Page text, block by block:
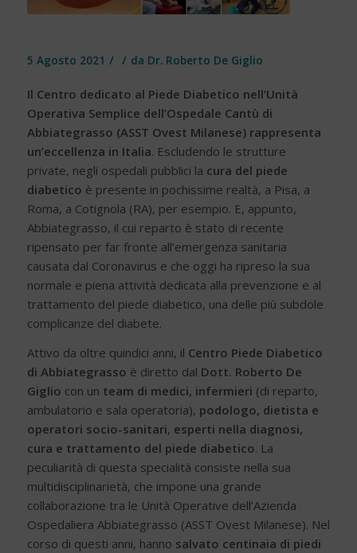
5 Agosto 2021 / / da Dr. Roberto De Giglio
Il Centro dedicato al Piede Diabetico nell’Unità
Operativa Semplice dell’Ospedale Cantù di
Abbiategrasso (ASST Ovest Milanese) rappresenta
un’eccellenza in Italia. Escludendo le strutture
private, negli ospedali pubblici la cura del piede
diabetico è presente in pochissime realtà, a Pisa, a
Roma, a Cotignola (RA), per esempio. E, appunto,
Abbiategrasso, il cui reparto è stato di recente
ripensato per far fronte all’emergenza sanitaria
causata dal Coronavirus e che oggi ha ripreso la sua
normale e piena attività dedicata alla prevenzione e al
trattamento del piede diabetico, una delle più subdole
complicanze del diabete.
Attivo da oltre quindici anni, il Centro Piede Diabetico
di Abbiategrasso è diretto dal Dott. Roberto De
Giglio con un team di medici, infermieri (di reparto,
ambulatorio e sala operatoria), podologo, dietista e
operatori socio-sanitari, esperti nella diagnosi,
cura e trattamento del piede diabetico. La
peculiarità di questa specialità consiste nella sua
multidisciplinarietà, che impone una grande
collaborazione tra le Unità Operative dell’Azienda
Ospedaliera Abbiategrasso (ASST Ovest Milanese). Nel
corso di questi anni, hanno salvato centinaia di piedi